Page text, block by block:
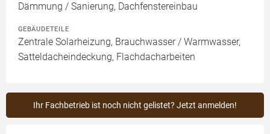
Dämmung / Sanierung, Dachfenstereinbau
GEBÄUDETEILE
Zentrale Solarheizung, Brauchwasser / Warmwasser,
Satteldacheindeckung, Flachdacharbeiten
Ihr Fachbetrieb ist noch nicht gelistet? Jetzt anmelden!